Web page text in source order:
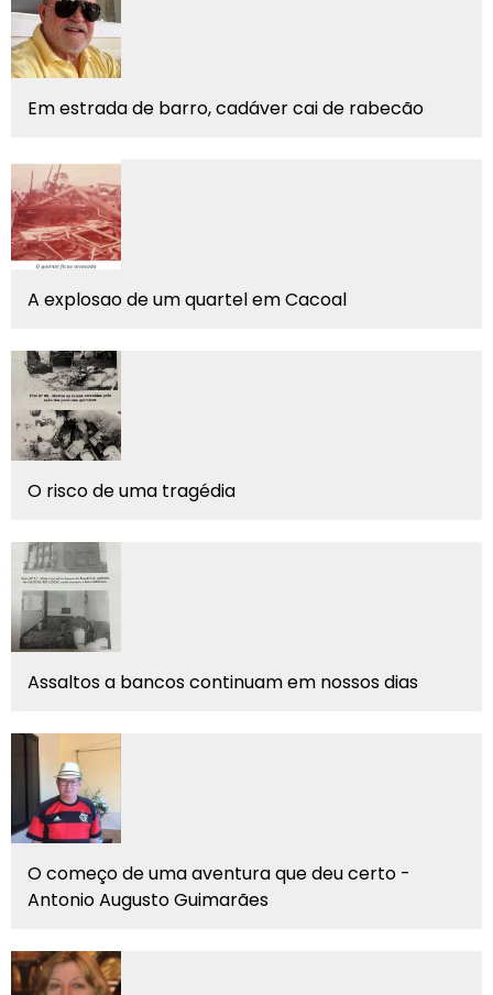
Em estrada de barro, cadáver cai de rabecão
A explosao de um quartel em Cacoal
O risco de uma tragédia
Assaltos a bancos continuam em nossos dias
O começo de uma aventura que deu certo -
Antonio Augusto Guimarães